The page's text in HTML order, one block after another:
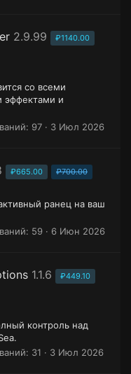
2.9.99
₽1140.00
со всеми
эффектами и
97 3 Июл 2026
₽665.00 ₽700.00
ранец на ваш
59 6 Июн 2026
1.1.6
₽449.10
контроль над
31 3 Июл 2026